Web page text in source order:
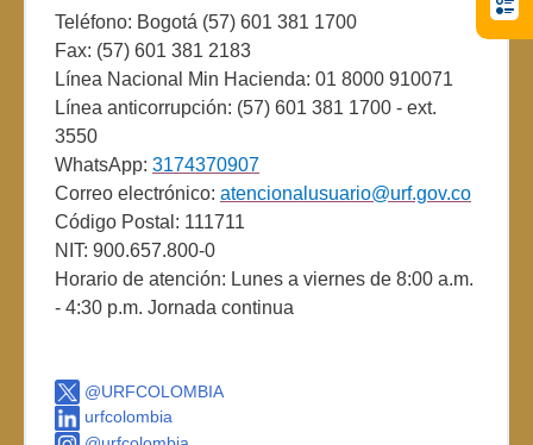
Teléfono: Bogotá (57) 601 381 1700
Fax: (57) 601 381 2183
Línea Nacional Min Hacienda: 01 8000 910071
Línea anticorrupción: (57) 601 381 1700 - ext.
3550
WhatsApp: 3174370907
Correo electrónico: atencionalusuario@urf.gov.co
Código Postal: 111711
NIT: 900.657.800-0
Horario de atención: Lunes a viernes de 8:00 a.m.
- 4:30 p.m. Jornada continua
@URFCOLOMBIA
urfcolombia